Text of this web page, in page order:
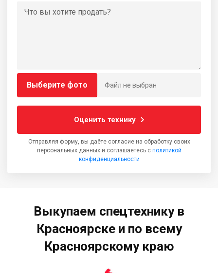
Выберите фото Файл не выбран
Оценить технику
Отправляя форму, вы даёте согласие на обработку своих
персональных данных и соглашаетесь с политикой
конфиденциальности
Выкупаем спецтехнику в
Красноярске и по всему
Красноярскому краю